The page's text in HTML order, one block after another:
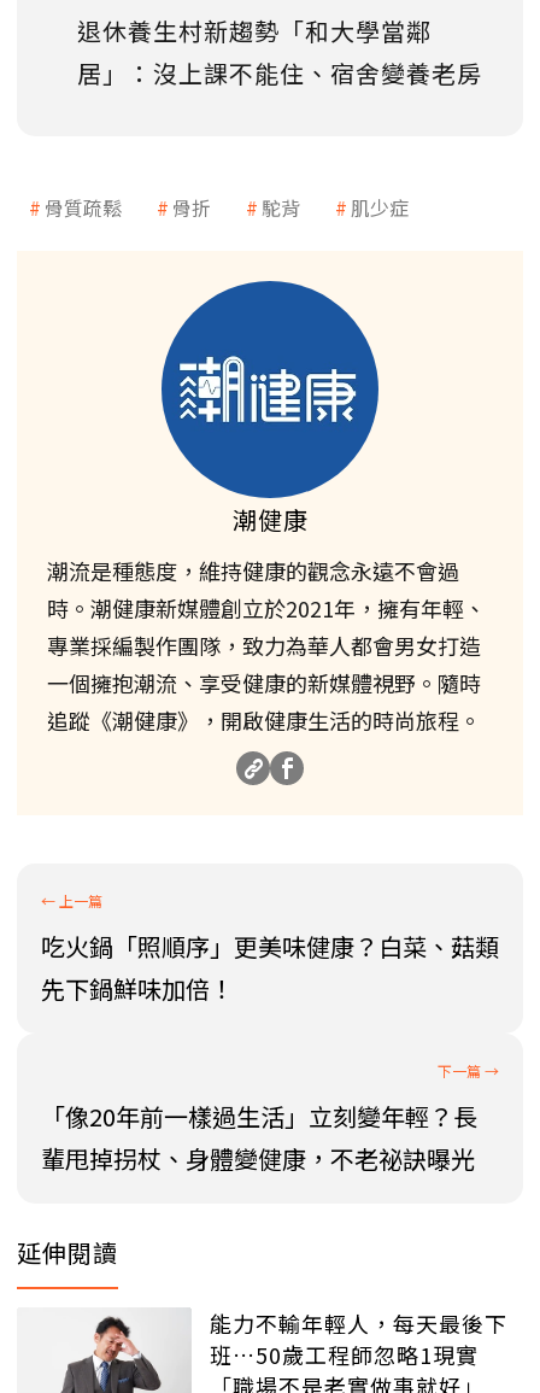
退休養生村新趨勢「和大學當鄰
居」：沒上課不能住、宿舍變養老房
骨質疏鬆 骨折 駝背 肌少症
潮健康
潮流是種態度，維持健康的觀念永遠不會過
時。潮健康新媒體創立於2021年，擁有年輕、
專業採編製作團隊，致力為華人都會男女打造
一個擁抱潮流、享受健康的新媒體視野。隨時
追蹤《潮健康》，開啟健康生活的時尚旅程。
吃火鍋「照順序」更美味健康？白菜、菇類
先下鍋鮮味加倍！
「像20年前一樣過生活」立刻變年輕？長
輩甩掉拐杖、身體變健康，不老祕訣曝光
延伸閱讀
能力不輸年輕人，每天最後下
班…50歲工程師忽略1現實
「職場不是老實做事就好」